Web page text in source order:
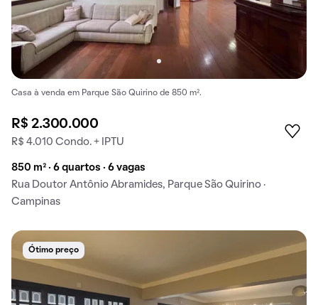
Casa à venda em Parque São Quirino de 850 m².
R$ 2.300.000
R$ 4.010 Condo. + IPTU
850 m² · 6 quartos · 6 vagas
Rua Doutor Antônio Abramides, Parque São Quirino ·
Campinas
Ótimo preço